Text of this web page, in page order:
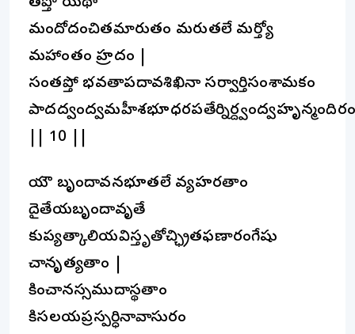
మందోదంచితమారుతం మరుతలే మర్త్యో
మహాంతం హ్రదం |
సంతప్తో భవతాపదావశిఖినా సర్వార్తిసంశామకం
|| 10 ||
యౌ బృందావనభూతలే వ్యహరతాం
దైతేయబృందావృతే
కుప్యత్కాలియవిస్తృతోచ్ఛ్రితఫణారంగేషు
చానృత్యతాం |
కించానస్సముదాస్థతాం
కిసలయప్రస్పర్ధినావాసురం